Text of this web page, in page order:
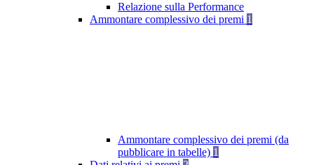
Relazione sulla Performance
Ammontare complessivo dei premi 1
Ammontare complessivo dei premi (da
pubblicare in tabelle) 1